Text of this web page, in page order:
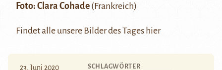
Foto: Clara Cohade (Frankreich)
Findet alle unsere Bilder des Tages hier
23. Juni 2020 SCHLAGWÖRTER